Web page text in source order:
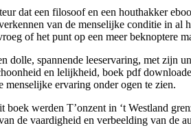
dat een filosoof en een houthakker
van de menselijke conditie in al
of het punt op een meer beknoptere
dolle, spannende leeservaring, met zijn
en lelijkheid, boek pdf
menselijke ervaring onder ogen te zien.
boek werden T’onzent in ‘t Westland
de vaardigheid en verbeelding van de